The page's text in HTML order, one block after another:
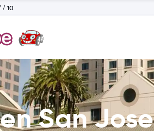
/ 10
San Jose